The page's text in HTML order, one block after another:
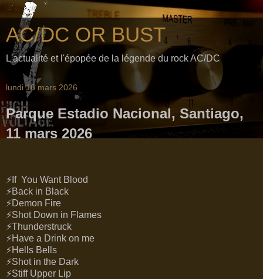
AC/DC OR BUST
L'actualité et l'épopée de la légende du rock AC/DC
lundi 16 mars 2026
Parque Estadio Nacional, Santiago,
11 mars 2026
⚡If You Want Blood
⚡Back in Black
⚡Demon Fire
⚡Shot Down in Flames
⚡Thunderstruck
⚡Have a Drink on me
⚡Hells Bells
⚡Shot in the Dark
⚡Stiff Upper Lip